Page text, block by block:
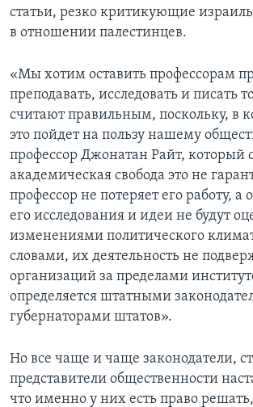
статьи, резко критикующие
в отношении палестинцев.
«Мы хотим оставить профессорам
преподавать, исследовать и писать
считают правильным, поскольку, в
это пойдет на пользу нашему
профессор Джонатан Райт, который
академическая свобода это не
профессор не потеряет его работу, а
его исследования и идеи не будут
изменениями политического
словами, их деятельность не
организаций за пределами
определяется штатными
губернаторами штатов».
Но все чаще и чаще законодатели,
представители общественности
что именно у них есть право